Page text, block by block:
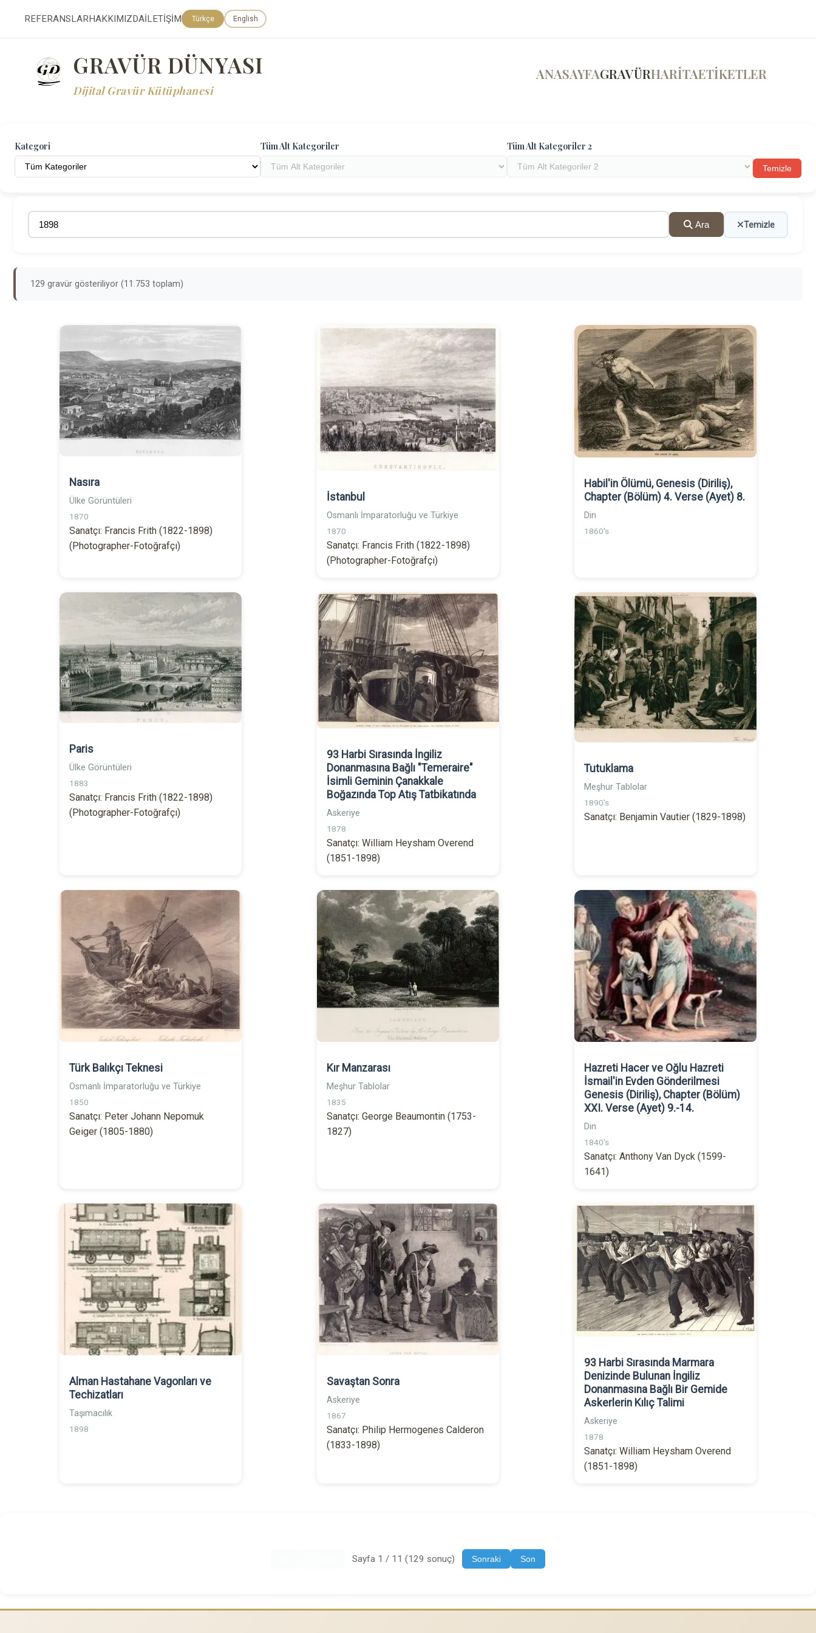
REFERANSLARHAKKIMIZDAİLETİŞİM Türkçe English
GRAVÜR DÜNYASI
Dijital Gravür Kütüphanesi
ANASAYFAGRAVÜRHARİTAETİKETLER
Kategori Tüm Alt Kategoriler Tüm Alt Kategoriler 2
Temizle
Ara Temizle
129 gravür gösteriliyor (11.753 toplam)
Nasıra
Ülke Görüntüleri
1870
Sanatçı: Francis Frith (1822-1898)
(Photographer-Fotoğrafçı)
İstanbul
Osmanlı İmparatorluğu ve Türkiye
1870
Sanatçı: Francis Frith (1822-1898)
(Photographer-Fotoğrafçı)
Habil'in Ölümü, Genesis (Diriliş),
Chapter (Bölüm) 4. Verse (Ayet) 8.
Din
1860's
Paris
Ülke Görüntüleri
1883
Sanatçı: Francis Frith (1822-1898)
(Photographer-Fotoğrafçı)
93 Harbi Sırasında İngiliz
Donanmasına Bağlı "Temeraire"
İsimli Geminin Çanakkale
Boğazında Top Atış Tatbikatında
Askeriye
1878
Sanatçı: William Heysham Overend
(1851-1898)
Tutuklama
Meşhur Tablolar
1890's
Sanatçı: Benjamin Vautier (1829-1898)
Türk Balıkçı Teknesi
Osmanlı İmparatorluğu ve Türkiye
1850
Sanatçı: Peter Johann Nepomuk
Geiger (1805-1880)
Kır Manzarası
Meşhur Tablolar
1835
Sanatçı: George Beaumontin (1753-
1827)
Hazreti Hacer ve Oğlu Hazreti
İsmail'in Evden Gönderilmesi
Genesis (Diriliş), Chapter (Bölüm)
XXI. Verse (Ayet) 9.-14.
Din
1840's
Sanatçı: Anthony Van Dyck (1599-
1641)
Alman Hastahane Vagonları ve
Techizatları
Taşımacılık
1898
Savaştan Sonra
Askeriye
1867
Sanatçı: Philip Hermogenes Calderon
(1833-1898)
93 Harbi Sırasında Marmara
Denizinde Bulunan İngiliz
Donanmasına Bağlı Bir Gemide
Askerlerin Kılıç Talimi
Askeriye
1878
Sanatçı: William Heysham Overend
(1851-1898)
Sayfa 1 / 11 (129 sonuç) Sonraki Son